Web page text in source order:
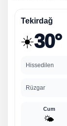
Tekirdağ
☀️30°
Hissedilen
Rüzgar
Cum
🌤️